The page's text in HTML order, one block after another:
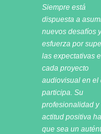
Siempre está
dispuesta a
nuevos desafíos
esfuerza por
las expectativas
cada proyecto
audiovisual en el
participa. Su
profesionalidad y
actitud positiva
que sea un